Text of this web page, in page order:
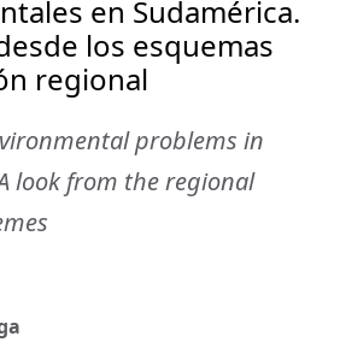
en Sudamérica.
los esquemas
regional
problems in
look from the regional